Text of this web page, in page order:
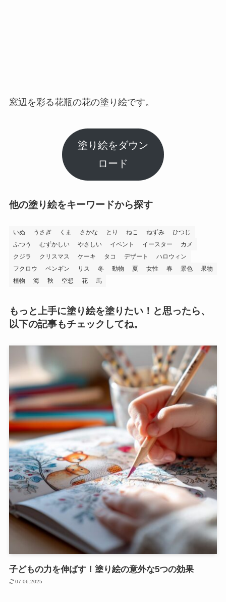
窓辺を彩る花瓶の花の塗り絵です。
塗り絵をダウン
ロード
他の塗り絵をキーワードから探す
いぬ うさぎ くま さかな とり ねこ ねずみ
ひつじ
ふつう
むずかしい やさしい イベント イースター
カメ
クジラ
クリスマス ケーキ タコ デザート
ハロウィン
フクロウ
ペンギン リス 冬 動物 夏 女性 春 景色
果物
植物
海 秋 空想 花 馬
もっと上手に塗り絵を塗りたい！と思ったら、
以下の記事もチェックしてね。
子どもの力を伸ばす！塗り絵の意外な5つの効果
07.06.2025